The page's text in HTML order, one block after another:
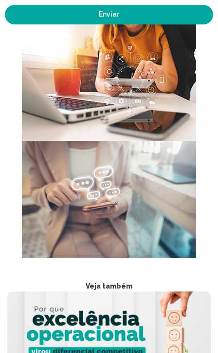
Enviar
Veja também